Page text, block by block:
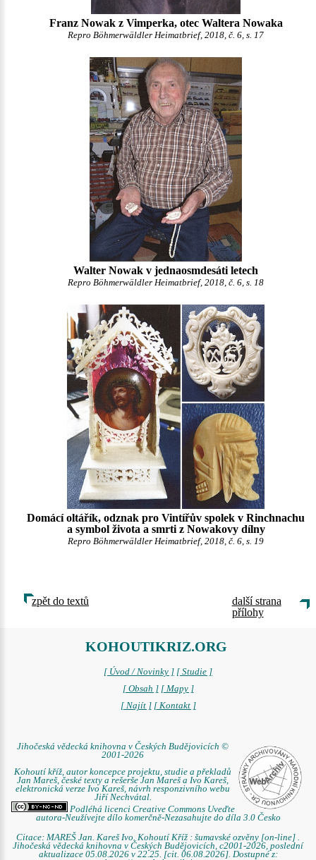
Franz Nowak z Vimperka, otec Waltera Nowaka
Repro Böhmerwäldler Heimatbrief, 2018, č. 6, s. 17
Walter Nowak v jednaosmdesáti letech
Repro Böhmerwäldler Heimatbrief, 2018, č. 6, s. 18
Domácí oltářík, odznak pro Vintířův spolek v Rinchnachu
a symbol života a smrti z Nowakovy dílny
Repro Böhmerwäldler Heimatbrief, 2018, č. 6, s. 19
zpět do textů
další strana
přílohy
KOHOUTIKRIZ.ORG
[ Úvod / Novinky ] [ Studie ]
[ Obsah ] [ Mapy ]
[ Najít ] [ Kontakt ]
Jihočeská vědecká knihovna v Českých Budějovicích ©
2001-2026
Kohoutí kříž, autor koncepce projektu, studie a překladů
Jan Mareš, české texty a rešerše Jan Mareš a Ivo Kareš,
elektronická verze Ivo Kareš, návrh responzivního webu
Jiří Nechvátal.
Podléhá licenci Creative Commons Uveďte
autora-Neužívejte dílo komerčně-Nezasahujte do díla 3.0 Česko
Citace: MAREŠ Jan. Kareš Ivo. Kohoutí Kříž : šumavské ozvěny [on-line] .
Jihočeská vědecká knihovna v Českých Budějovicích, c2001-2026, poslední
aktualizace 05.08.2026 v 22.25. [cit. 06.08.2026]. Dostupné z: